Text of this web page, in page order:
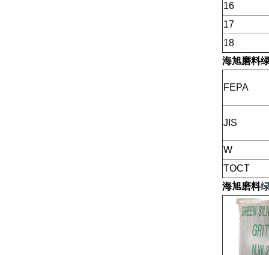
16
17
18
海旭磨料
FEPA
JIS
W
TOCT
海旭磨料